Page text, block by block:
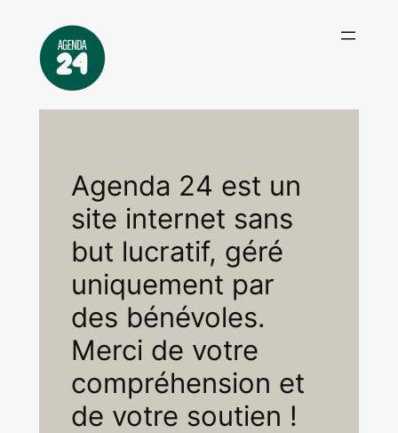
contenu
Agenda 24 est un
site internet sans
but lucratif, géré
uniquement par
des bénévoles.
Merci de votre
compréhension et
de votre soutien !